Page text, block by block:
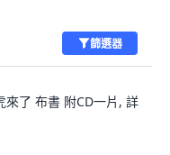
篩選器
來了 布書 附CD一片, 詳